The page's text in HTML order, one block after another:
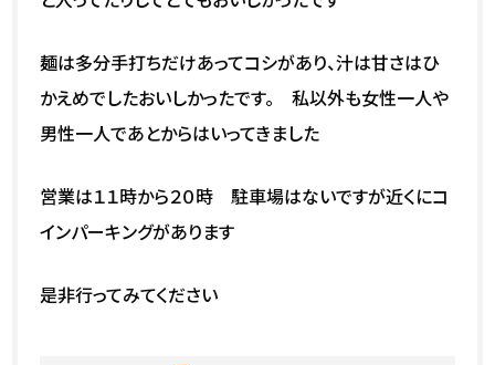
麺は多分手打ちだけあってコシがあり、汁は甘さはひ
かえめでしたおいしかったです。 私以外も女性一人や
男性一人であとからはいってきました
営業は１１時から２０時 駐車場はないですが近くにコ
インパーキングがあります
是非行ってみてください